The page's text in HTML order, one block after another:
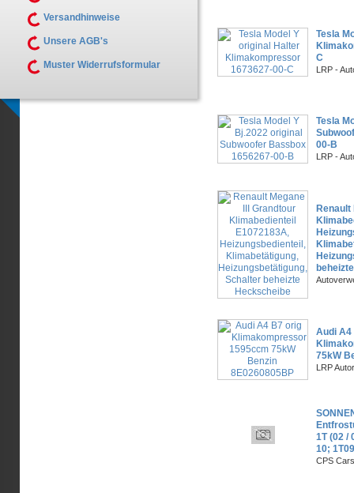
Tesla
C
LRP -
Tesla
00-B
LRP -
Renault
Audi A4
75kW
LRP
1T (02 /
10;
CPS
Versandhinweise
Unsere AGB's
Muster Widerrufsformular